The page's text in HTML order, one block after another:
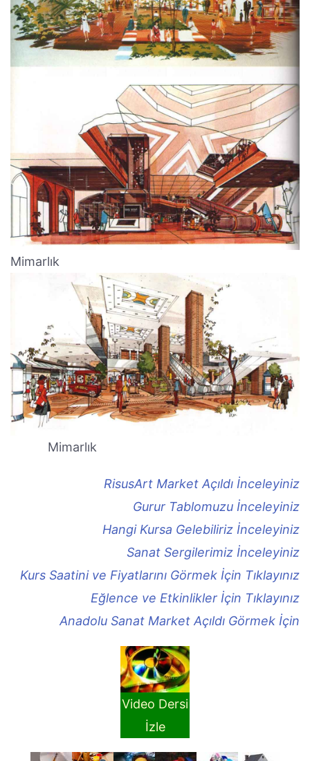
Mimarlık
Mimarlık
RisusArt Market Açıldı İnceleyiniz
Gurur Tablomuzu İnceleyiniz
Hangi Kursa Gelebiliriz İnceleyiniz
Sanat Sergilerimiz İnceleyiniz
Kurs Saatini ve Fiyatlarını Görmek İçin Tıklayınız
Eğlence ve Etkinlikler İçin Tıklayınız
Anadolu Sanat Market Açıldı Görmek İçin
Video Dersi
İzle